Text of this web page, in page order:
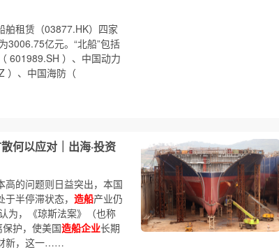
舶租赁（03877.HK）四家
3006.75亿元。“北船”包括
601989.SH ）、中国动力
）、中国海防（
何以应对｜出海·投资
高的问题则日益突出，本国
半停滞状态， 造船产业仍
为，《琼斯法案》（也称
护，使美国造船企业长期
新，这一……